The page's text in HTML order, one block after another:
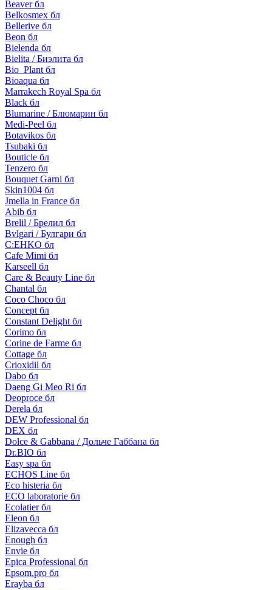
Beaver бл
Belkosmex бл
Bellerive бл
Beon бл
Bielenda бл
Bielita / Биэлита бл
Bio_Plant бл
Bioaqua бл
Marrakech Royal Spa бл
Black бл
Blumarine / Блюмарин бл
Medi-Peel бл
Botavikos бл
Tsubaki бл
Bouticle бл
Tenzero бл
Bouquet Garni бл
Skin1004 бл
Jmella in France бл
Abib бл
Brelil / Брелил бл
Bvlgari / Булгари бл
C:EHKO бл
Cafe Mimi бл
Karseell бл
Care & Beauty Line бл
Chantal бл
Coco Choco бл
Concept бл
Constant Delight бл
Corimo бл
Corine de Farme бл
Cottage бл
Crioxidil бл
Dabo бл
Daeng Gi Meo Ri бл
Deoproce бл
Derela бл
DEW Professional бл
DEX бл
Dolce & Gabbana / Дольче Габбана бл
Dr.BIO бл
Easy spa бл
ECHOS Line бл
Eco histeria бл
ECO laboratorie бл
Ecolatier бл
Eleon бл
Elizavecca бл
Enough бл
Envie бл
Epica Professional бл
Epsom.pro бл
Erayba бл